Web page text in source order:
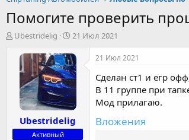
Помогите проверить
АUbestridelig
Д
т
а
н
а
ч
а
л
а
21 Июл 2021
Ubestridelig
Активный
21 Июл 2021
Сделан ст1 и егр
В 11 группе при
Мод прилагаю.
Вложения